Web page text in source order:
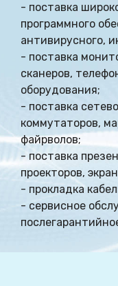
- поставка
программного
антивирусного,
- поставка
сканеров,
оборудования;
- поставка
коммутаторов,
файрволов;
- поставка
проекторов,
- прокладка
- сервисное